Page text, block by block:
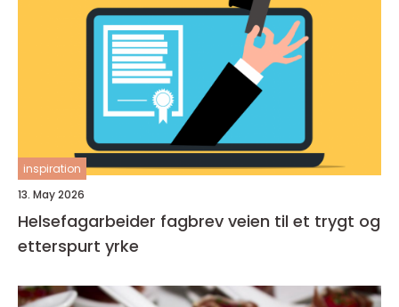
inspiration
13. May 2026
Helsefagarbeider fagbrev veien til et trygt og
etterspurt yrke